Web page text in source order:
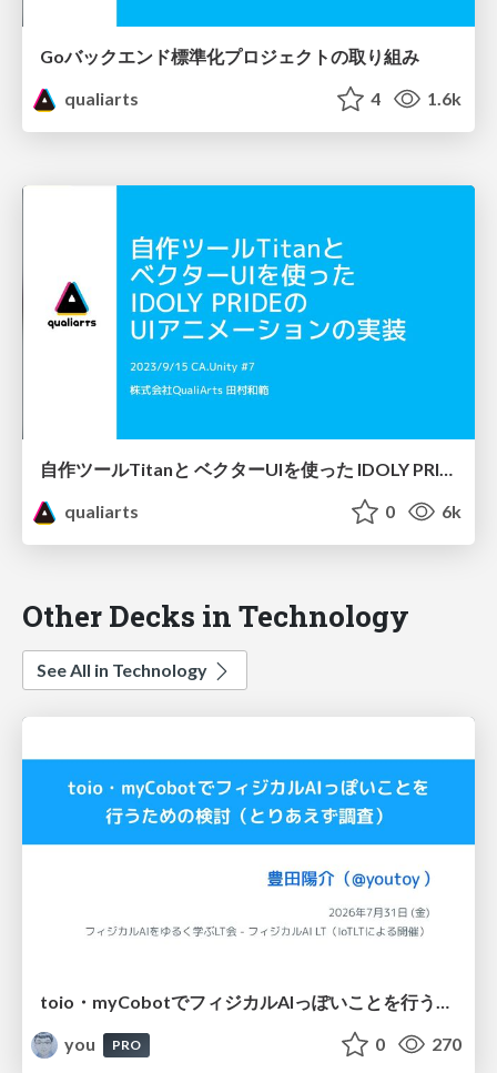
Goバックエンド標準化プロジェクトの取り組み
qualiarts
4 1.6k
自作ツールTitanと ベクターUIを使った IDOLY PRIDEの UIアニメーションの実装
qualiarts
0 6k
Other Decks in Technology
See All in Technology
you
PRO 0 270